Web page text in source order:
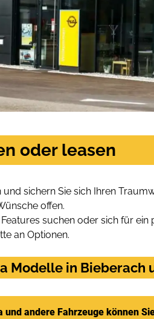
oder leasen
sichern Sie sich Ihren
offen.
suchen oder sich für
an Optionen.
Modelle in Bieberach
und andere Fahrzeuge können